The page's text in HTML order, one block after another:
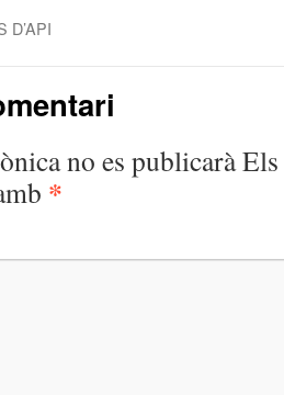
D’API
no es publicaràEls
*